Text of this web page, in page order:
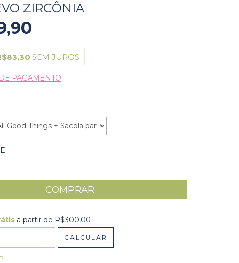
ZIRCÔNIA
SEM JUROS
PAGAMENTO
R$300,00
CEP:
a partir de R$300,00
CALCULAR